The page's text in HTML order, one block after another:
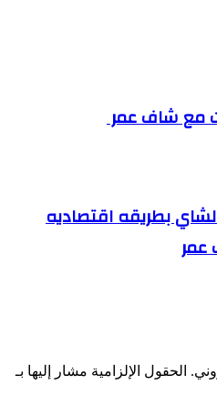
مع شاف عمر
بطريقه اقتصاديه
الحقول الإلزامية مشار إليها بـ